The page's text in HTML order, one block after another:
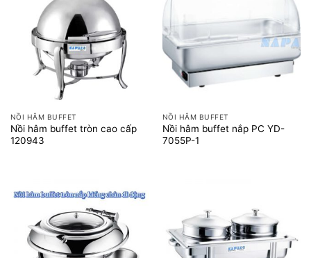
NỒI HÂM BUFFET
Nồi hâm buffet tròn cao cấp
120943
NỒI HÂM BUFFET
Nồi hâm buffet nắp PC YD-
7055P-1